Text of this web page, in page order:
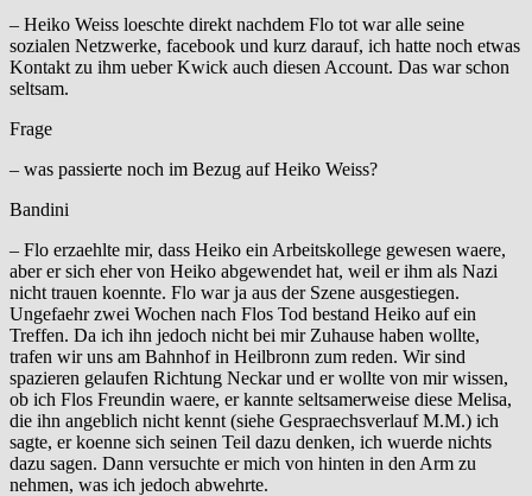
– Heiko Weiss loeschte direkt nachdem Flo tot war alle seine
sozialen Netzwerke, facebook und kurz darauf, ich hatte noch etwas
Kontakt zu ihm ueber Kwick auch diesen Account. Das war schon
seltsam.
Frage
– was passierte noch im Bezug auf Heiko Weiss?
Bandini
– Flo erzaehlte mir, dass Heiko ein Arbeitskollege gewesen waere,
aber er sich eher von Heiko abgewendet hat, weil er ihm als Nazi
nicht trauen koennte. Flo war ja aus der Szene ausgestiegen.
Ungefaehr zwei Wochen nach Flos Tod bestand Heiko auf ein
Treffen. Da ich ihn jedoch nicht bei mir Zuhause haben wollte,
trafen wir uns am Bahnhof in Heilbronn zum reden. Wir sind
spazieren gelaufen Richtung Neckar und er wollte von mir wissen,
ob ich Flos Freundin waere, er kannte seltsamerweise diese Melisa,
die ihn angeblich nicht kennt (siehe Gespraechsverlauf M.M.) ich
sagte, er koenne sich seinen Teil dazu denken, ich wuerde nichts
dazu sagen. Dann versuchte er mich von hinten in den Arm zu
nehmen, was ich jedoch abwehrte.